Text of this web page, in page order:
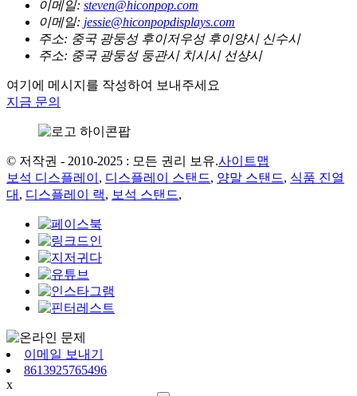
이메일: steven@hiconpop.com
이메일: jessie@hiconpopdisplays.com
주소: 중국 광둥성 후이저우성 후이양시 신수시
주소: 중국 광둥성 둥관시 치시시 선샹시
여기에 메시지를 작성하여 보내주세요
지금 문의
© 저작권 - 2010-2025 : 모든 권리 보유.사이트맵
보석 디스플레이 , 디스플레이 스탠드, 양말 스탠드, 식품 진열
대 , 디스플레이 랙, 보석 스탠드,
이메일 보내기
8613925765496
x